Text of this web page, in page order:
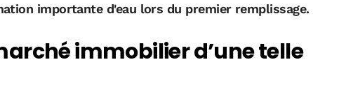
importante d'eau lors du premier remplissage.
immobilier d’une telle